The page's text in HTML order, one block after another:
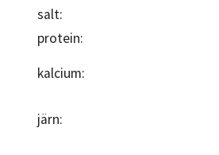
salt:
protein:
kalcium:
järn: